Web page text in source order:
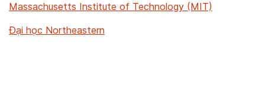
Massachusetts Institute of Technology (MIT)
Đại học Northeastern